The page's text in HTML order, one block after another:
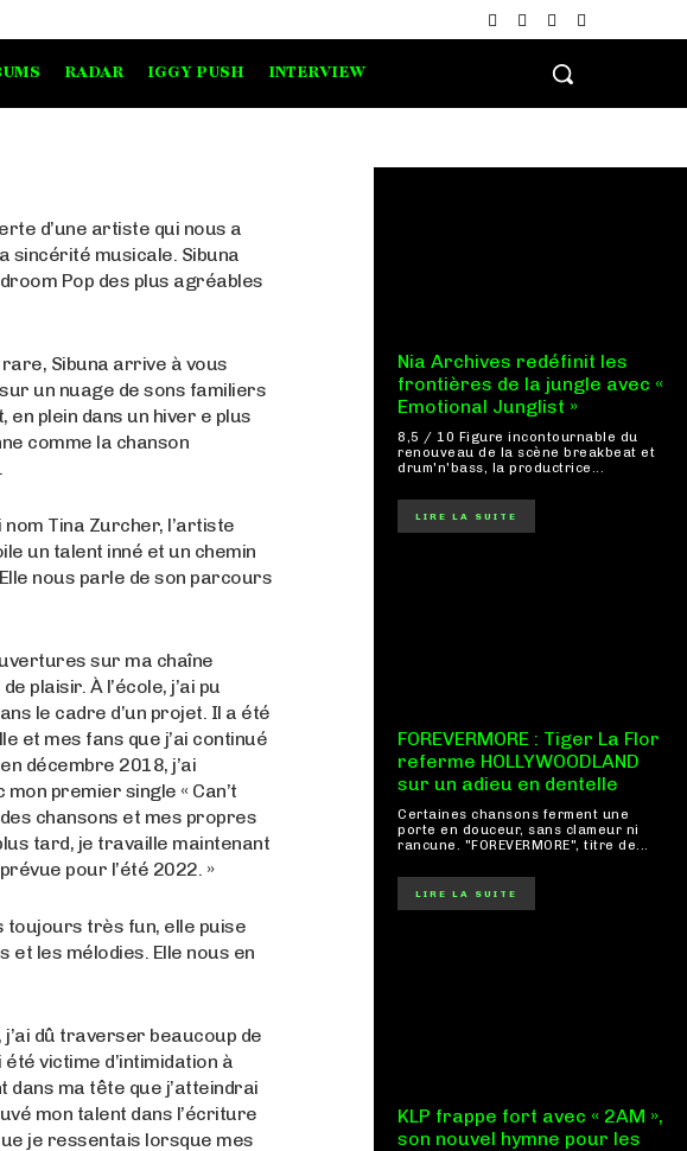
RADAR IGGY PUSH INTERVIEW
d’une artiste qui nous a
sincérité musicale. Sibuna
Pop des plus agréables
Sibuna arrive à vous
un nuage de sons familiers
plein dans un hiver e plus
comme la chanson
Tina Zurcher, l’artiste
un talent inné et un chemin
nous parle de son parcours
sur ma chaîne
plaisir. À l’école, j’ai pu
le cadre d’un projet. Il a été
et mes fans que j’ai continué
décembre 2018, j’ai
premier single « Can’t
chansons et mes propres
tard, je travaille maintenant
pour l’été 2022. »
toujours très fun, elle puise
et les mélodies. Elle nous en
dû traverser beaucoup de
victime d’intimidation à
dans ma tête que j’atteindrai
mon talent dans l’écriture
je ressentais lorsque mes
Nia Archives redéfinit les
frontières de la jungle avec «
Emotional Junglist »
8,5 / 10 Figure incontournable du
renouveau de la scène breakbeat et
drum'n'bass, la productrice...
LIRE LA SUITE
FOREVERMORE : Tiger La Flor
referme HOLLYWOODLAND
sur un adieu en dentelle
Certaines chansons ferment une
porte en douceur, sans clameur ni
rancune. "FOREVERMORE", titre de...
LIRE LA SUITE
KLP frappe fort avec « 2AM »,
son nouvel hymne pour les